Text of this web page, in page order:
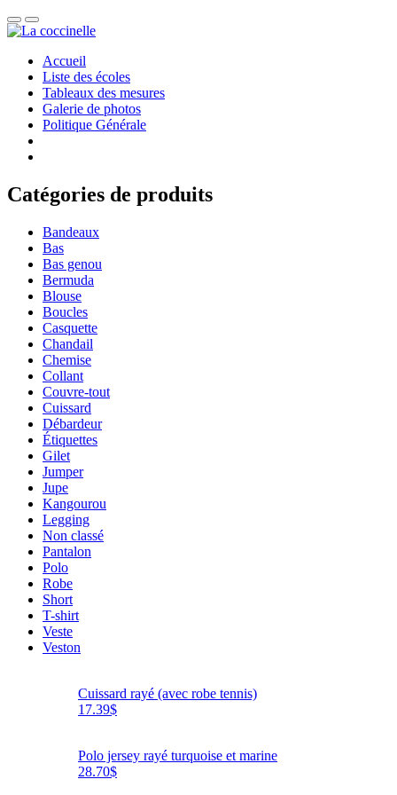
Accueil
Liste des écoles
Tableaux des mesures
Galerie de photos
Politique Générale
Catégories de produits
Bandeaux
Bas
Bas genou
Bermuda
Blouse
Boucles
Casquette
Chandail
Chemise
Collant
Couvre-tout
Cuissard
Débardeur
Étiquettes
Gilet
Jumper
Jupe
Kangourou
Legging
Non classé
Pantalon
Polo
Robe
Short
T-shirt
Veste
Veston
Cuissard rayé (avec robe tennis)
17.39$
Polo jersey rayé turquoise et marine
28.70$